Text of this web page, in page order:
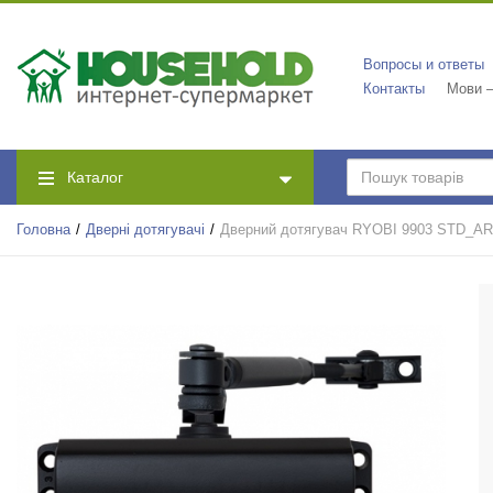
Вопросы и ответы
Контакты
Мови
Каталог
Головна Дверні дотягувачі Дверний дотягувач RYOBI 9903